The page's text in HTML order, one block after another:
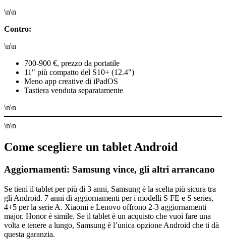
\n\n
Contro:
\n\n
700-900 €, prezzo da portatile
11" più compatto del S10+ (12.4")
Meno app creative di iPadOS
Tastiera venduta separatamente
\n\n
\n\n
Come scegliere un tablet Android
Aggiornamenti: Samsung vince, gli altri arrancano
Se tieni il tablet per più di 3 anni, Samsung è la scelta più sicura tra
gli Android. 7 anni di aggiornamenti per i modelli S FE e S series,
4+5 per la serie A. Xiaomi e Lenovo offrono 2-3 aggiornamenti
major. Honor è simile. Se il tablet è un acquisto che vuoi fare una
volta e tenere a lungo, Samsung è l’unica opzione Android che ti dà
questa garanzia.